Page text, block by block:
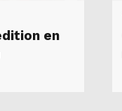
en